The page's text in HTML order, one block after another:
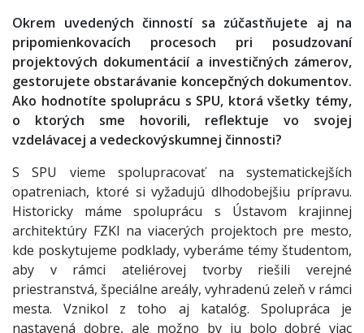
Okrem uvedených činností sa zúčastňujete aj na
pripomienkovacích procesoch pri posudzovaní
projektových dokumentácií a investičných zámerov,
gestorujete obstarávanie koncepčných dokumentov.
Ako hodnotíte spoluprácu s SPU, ktorá všetky témy,
o ktorých sme hovorili, reflektuje vo svojej
vzdelávacej a vedeckovýskumnej činnosti?
S SPU vieme spolupracovať na systematickejších
opatreniach, ktoré si vyžadujú dlhodobejšiu prípravu.
Historicky máme spoluprácu s Ústavom krajinnej
architektúry FZKI na viacerých projektoch pre mesto,
kde poskytujeme podklady, vyberáme témy študentom,
aby v rámci ateliérovej tvorby riešili verejné
priestranstvá, špeciálne areály, vyhradenú zeleň v rámci
mesta. Vznikol z toho aj katalóg. Spolupráca je
nastavená dobre, ale možno by ju bolo dobré viac